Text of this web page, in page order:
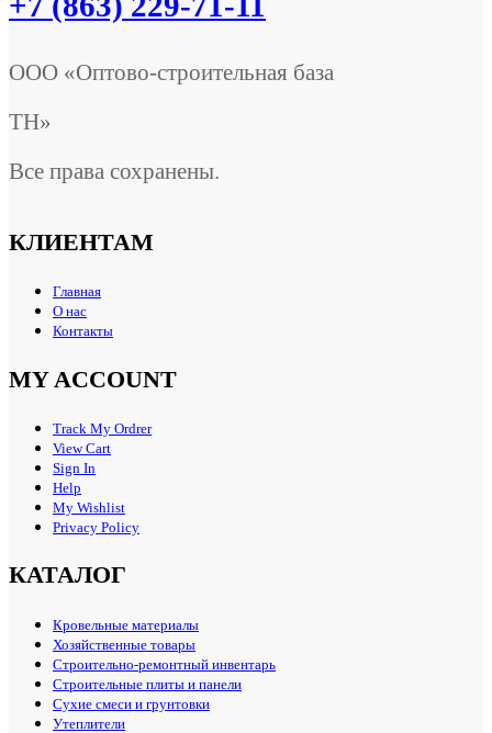
ООО «Оптово-строительная база
ТН»
Все права сохранены.
КЛИЕНТАМ
Главная
О нас
Контакты
MY ACCOUNT
Track My Ordrer
View Cart
Sign In
Help
My Wishlist
Privacy Policy
КАТАЛОГ
Кровельные материалы
Хозяйственные товары
Строительно-ремонтный инвентарь
Строительные плиты и панели
Сухие смеси и грунтовки
Утеплители